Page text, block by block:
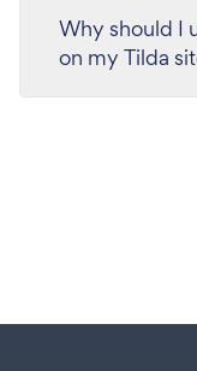
Why should I
on my Tilda